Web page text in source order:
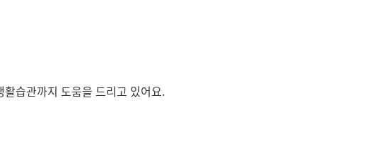
습관까지 도움을 드리고 있어요.